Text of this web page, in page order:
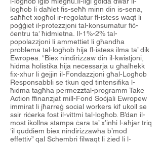
logħob li daħlet fis-seħħ minn din is-sena,
saħħet xogħol ir-regolatur fl-istess waqt li
poġġiet il-protezzjoni tal-konsumatur fiċ-
ċentru ta’ ħidmietna. Il-1%-2% tal-
popolazzjoni li ammettiet li għandha
problema tal-logħob hija fl-istess ilma ta’ dik
Ewropea. “Biex nindirizzaw din il-kwistjoni,
ħidma ħolistika hija neċessarja u għalhekk
fix-xhur li ġejjin il-Fondazzjoni għal-Logħob
Responsabbli se tkun qed tintensifika l-
ħidma tagħha permezztal-programm Take
Action ffinanzjat mill-Fond Soċjali Ewropew
immirat li jħarreġ social workers kif ukoll se
ssir riċerka fost il-vittmi tal-logħob. B’dan il-
most ikollna stampa ċara ta’ x’inhi l-aħjar triq
‘il quddiem biex nindirizzawha b’mod
effettiv” qal Schembri filwaqt li żied li l-